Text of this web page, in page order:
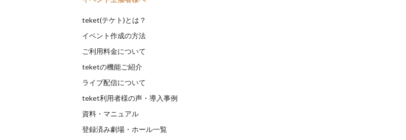
teket(テケト)とは？
イベント作成の方法
ご利用料金について
teketの機能ご紹介
ライブ配信について
teket利用者様の声・導入事例
資料・マニュアル
登録済み劇場・ホール一覧